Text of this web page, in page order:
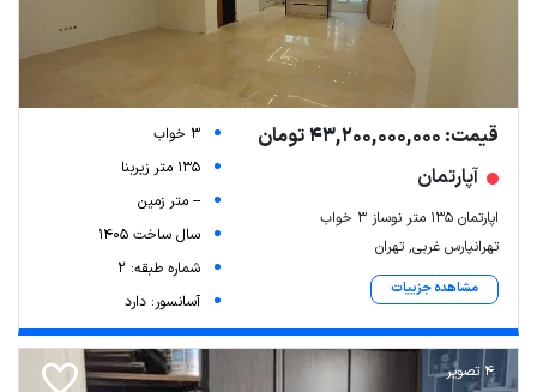
قیمت: 43,200,000,000 تومان
آپارتمان
اپارتمان ۱۳۵ متر نوساز ۳ خواب
تهرانپارس غربی, تهران
مشاهده جزییات
3 خواب
135 متر زیربنا
-- متر زمین
سال ساخت 1405
شماره طبقه: 2
آسانسور: دارد
4 تصویر